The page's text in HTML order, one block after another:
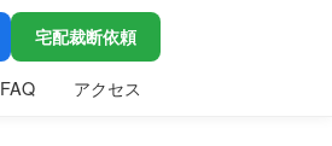
宅配裁断依頼
FAQ アクセス